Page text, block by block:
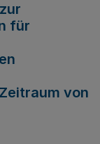
für
von